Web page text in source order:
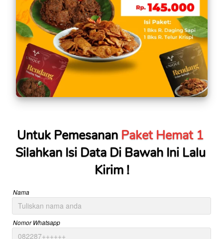
Untuk Pemesanan Paket Hemat 1
Silahkan Isi Data Di Bawah Ini Lalu
Kirim !
Nama
Nomor Whatsapp